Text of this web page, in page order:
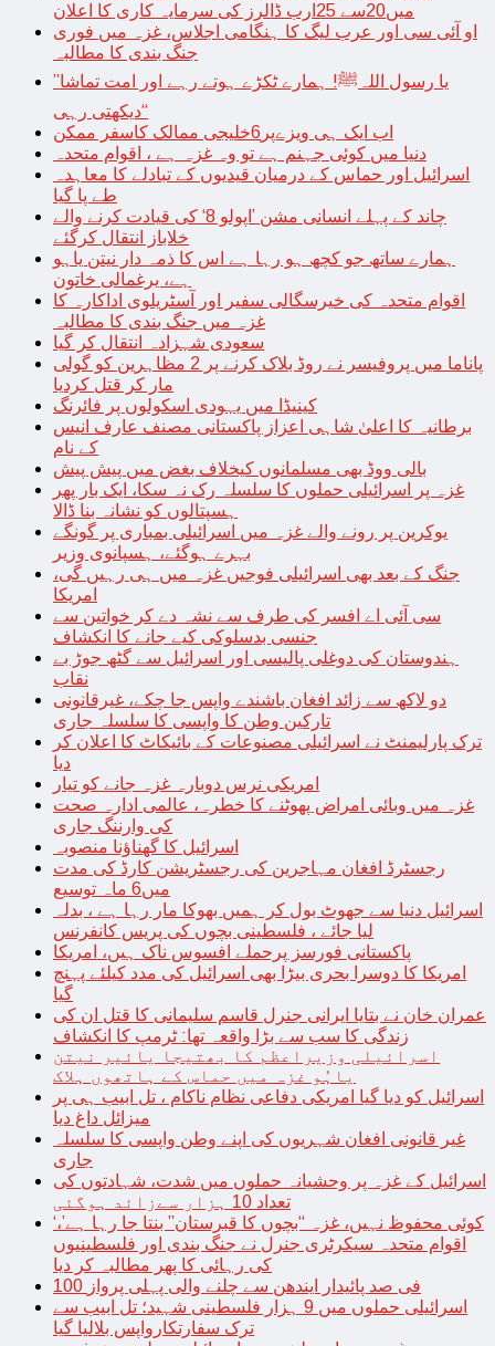
میں20سے 25ارب ڈالرز کی سرمایہ کاری کا اعلان
او آئی سی اور عرب لیگ کا ہنگامی اجلاس، غزہ میں فوری
جنگ بندی کا مطالبہ
’’یا رسول اللہﷺ! ہمارے ٹکڑے ہوتے رہے اور امت تماشا
دیکھتی رہی‘‘
اب ایک ہی ویزےپر6خلیجی ممالک کاسفر ممکن
دنیا میں کوئی جہنم ہے تو وہ غزہ ہے ، اقوام متحدہ
اسرائیل اور حماس کے درمیان قیدیوں کے تبادلے کا معاہدہ
طے پا گیا
چاند کے پہلے انسانی مشن ’اپولو 8‘ کی قیادت کرنے والے
خلاباز انتقال کرگئے
ہمارے ساتھ جو کچھ ہو رہا ہے اس کا ذمہ دار نیتن یاہو
ہے، یرغمالی خاتون
اقوام متحدہ کی خیرسگالی سفیر اور آسٹریلوی اداکارہ کا
غزہ میں جنگ بندی کا مطالبہ
سعودی شہزادہ انتقال کر گیا
پاناما میں پروفیسر نے روڈ بلاک کرنے پر 2 مظاہرین کو گولی
مار کر قتل کردیا
کینیڈا میں یہودی اسکولوں پر فائرنگ
برطانیہ کا اعلیٰ شاہی اعزاز پاکستانی مصنف عارف انیس
کے نام
بالی ووڈ بھی مسلمانوں کیخلاف بغض میں پیش پیش
غزہ پر اسرائیلی حملوں کا سلسلہ رک نہ سکا، ایک بار پھر
ہسپتالوں کو نشانہ بنا ڈالا
یوکرین پر رونے والے غزہ میں اسرائیلی بمباری پر گونگے
بہرے ہوگئے، ہسپانوی وزیر
جنگ کے بعد بھی اسرائیلی فوجیں غزہ میں ہی رہیں گی،
امریکا
سی آئی اے افسر کی طرف سے نشہ دے کر خواتین سے
جنسی بدسلوکی کیے جانے کا انکشاف
ہندوستان کی دوغلی پالیسی اور اسرائیل سے گٹھ جوڑ بے
نقاب
دو لاکھ سے زائد افغان باشندے واپس جا چکے، غیرقانونی
تارکین وطن کا واپسی کا سلسلہ جاری
ترک پارلیمنٹ نے اسرائیلی مصنوعات کے بائیکاٹ کا اعلان کر
دیا
امریکی نرس دوبارہ غزہ جانے کو تیار
غزہ میں وبائی امراض پھوٹنے کا خطرہ، عالمی ادارہ صحت
کی وارننگ جاری
اسرائیل کا گھناؤنا منصوبہ
رجسٹرڈ افغان مہاجرین کی رجسٹریشن کارڈ کی مدت
میں6 ماہ توسیع
اسرائیل دنیا سے جھوٹ بول کر ہمیں بھوکا مار رہا ہے ، بدلہ
لیا جائے ، فلسطینی بچوں کی پریس کانفرنس
پاکستانی فورسز پرحملے افسوس ناک ہیں، امریکا
امریکا کا دوسرا بحری بیڑا بھی اسرائیل کی مدد کیلئے پہنچ
گیا
عمران خان نے بتایا ایرانی جنرل قاسم سلیمانی کا قتل ان کی
زندگی کا سب سے بڑا واقعہ تھا: ٹرمپ کا انکشاف
اسرائیلی وزیراعظم کا بھتیجا یائیر نیتن
یاہُو غزہ میں حماس کے ہاتھوں ہلاک
اسرائیل کو دیا گیا امریکی دفاعی نظام ناکام ، تل ابیب ہی پر
میزائل داغ دیا
غیر قانونی افغان شہریوں کی اپنے وطن واپسی کا سلسلہ
جاری
اسرائیل کے غزہ پر وحشیانہ حملوں میں شدت، شہادتوں کی
تعداد 10 ہزار سےزائد ہوگئی
‘کوئی محفوظ نہیں، غزہ “بچوں کا قبرستان” بنتا جا رہا ہے’،
اقوام متحدہ سیکرٹری جنرل نے جنگ بندی اور فلسطینیوں
کی رہائی کا پھر مطالبہ کر دیا
100 فی صد پائیدار ایندھن سے چلنے والی پہلی پرواز
اسرائیلی حملوں میں 9 ہزار فلسطینی شہید؛ تل ابیب سے
ترک سفارتکارواپس بلالیا گیا